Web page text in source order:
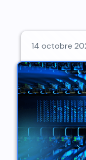
14 octobre